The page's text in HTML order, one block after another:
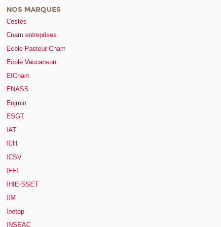
NOS MARQUES
Cestes
Cnam entreprises
Ecole Pasteur-Cnam
Ecole Vaucanson
EICnam
ENASS
Enjmin
ESGT
IAT
ICH
ICSV
IFFI
IHIE-SSET
IIM
Inetop
INSEAC